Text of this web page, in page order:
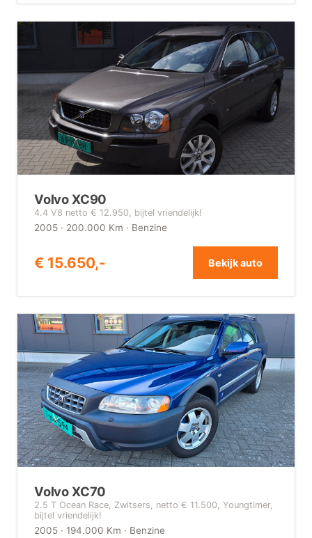
Volvo XC90
4.4 V8 netto € 12.950, bijtel vriendelijk!
2005 · 200.000 Km · Benzine
€ 15.650,- Bekijk auto
Volvo XC70
2.5 T Ocean Race, Zwitsers, netto € 11.500, Youngtimer,
bijtel vriendelijk!
2005 · 194.000 Km · Benzine